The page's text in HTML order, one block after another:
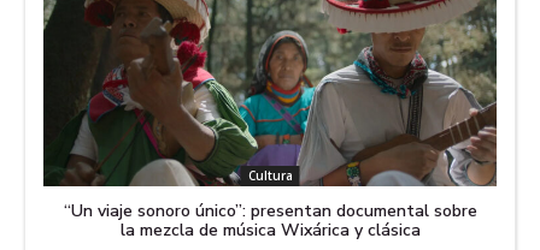
Cultura
“Un viaje sonoro único”: presentan documental sobre
la mezcla de música Wixárica y clásica